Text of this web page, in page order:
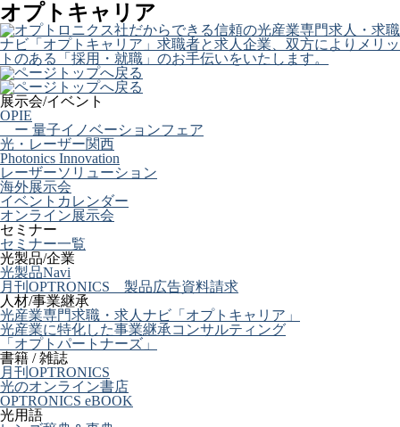
オプトキャリア
展示会/イベント
OPIE
ー 量子イノベーションフェア
光・レーザー関西
Photonics Innovation
レーザーソリューション
海外展示会
イベントカレンダー
オンライン展示会
セミナー
セミナー一覧
光製品/企業
光製品Navi
月刊OPTRONICS 製品広告資料請求
人材/事業継承
光産業専門求職・求人ナビ「オプトキャリア」
光産業に特化した事業継承コンサルティング
「オプトパートナーズ」
書籍 / 雑誌
月刊OPTRONICS
光のオンライン書店
OPTRONICS eBOOK
光用語